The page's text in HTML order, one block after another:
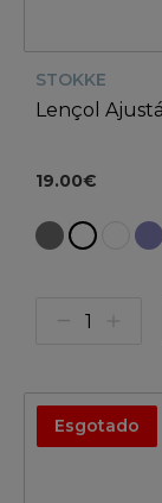
STOKKE
Lençol
19.00€
Esgotado